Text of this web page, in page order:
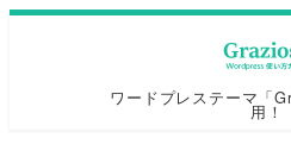
ワードプレステーマ「
用！